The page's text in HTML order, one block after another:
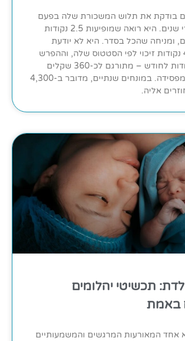
3 ילדים בודקת את תלוש המשכורת שלה בפעם
הראשונה אחרי שנים. היא רואה שמופיעות 2.5 נקודות
ומניחה שהכל בסדר. היא לא יודעת
שמגיעות לה 4 נקודות זיכוי לפי הסטטוס שלה, וההפרש
הזה – 1.5 נקודות לחודש – מתורגם לכ-360 שקלים
בחודש שהיא מפסידה. במונחים שנתיים, מדובר ב-4,300
אליה.
תכשיטי יהלומים
באמת
אחד המאורעות המרגשים והמשמעותיים